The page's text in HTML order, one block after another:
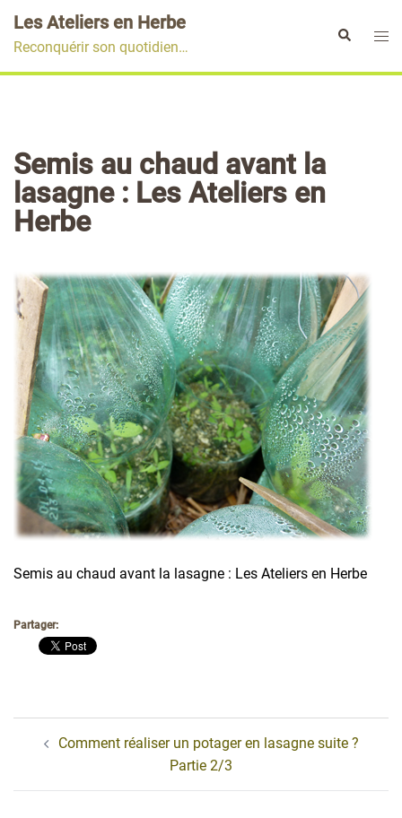
au
contenu
Les Ateliers en Herbe
Reconquérir son quotidien…
Rechercher
Semis au chaud avant la
lasagne : Les Ateliers en
Herbe
Semis au chaud avant la lasagne : Les Ateliers en Herbe
Partager:
d’articleComment réaliser un potager en lasagne suite ?
Partie 2/3